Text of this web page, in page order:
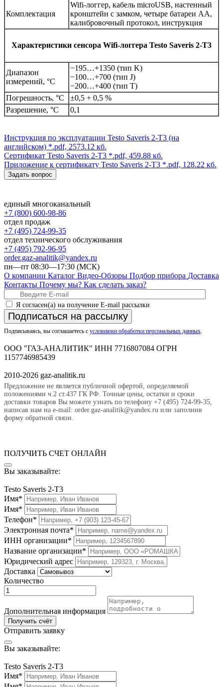
Комплектация
Wifi-логгер, кабель microUSB, настенный
кронштейн с замком, четыре батареи AA,
калибровочный протокол, инструкция
Характеристики сенсора Wifi-логгера Testo Saveris 2-T3
Диапазон
измерений, °C
−195…+1350 (тип K)
−100…+700 (тип J)
−200…+400 (тип T)
Погрешность, °C
±0,5 + 0,5 %
Разрешение, °C
0,1
Инструкция по эксплуатации Testo Saveris 2-T3 (на
английском) *.pdf, 2573.12 кб.
Сертификат Testo Saveris 2-T3 *.pdf, 459.88 кб.
Приложение к сертификату Testo Saveris 2-T3 *.pdf, 128.22 кб.
Задать вопрос
единый многоканальный
+7 (800) 600-98-86
отдел продаж
+7 (495) 724-99-35
отдел технического обслуживания
+7 (495) 792-96-95
order.gaz-analitik@yandex.ru
пн—пт 08:30—17:30 (МСК)
О компании Каталог Видео-Обзоры Подбор прибора Доставка
Контакты Почему мы? Как сделать заказ?
Я согласен(а) на получение E-mail рассылки
Подписаться на рассылку
Подписываясь, вы соглашаетесь с условиями обработки персональных данных.
ООО "ГАЗ-АНАЛИТИК" ИНН 7716807084 ОГРН
1157746985439
2010-2026 gaz-analitik.ru
Предложение не является публичной офертой, определяемой
положениями ч.2 ст.437 ГК РФ. Точные цены, остатки и сроки
доставки товаров Вы можете узнать по телефону +7 (495) 724-99-35,
написав нам на e-mail: order.gaz-analitik@yandex.ru или заполнив
форму обратной связи.
ПОЛУЧИТЬ СЧЕТ ОНЛАЙН
Вы заказывайте:
Testo Saveris 2-T3
Имя*
Имя*
Телефон*
Электронная почта*
ИНН организации*
Название организации*
Юридический адрес
Доставка
Количество
Дополнительная информация
Получить счёт
Отправить заявку
Вы заказывайте:
Testo Saveris 2-T3
Имя*